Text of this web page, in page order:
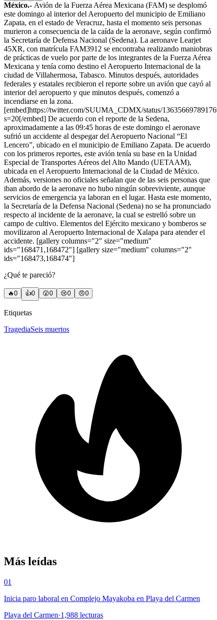
México.- Avión de la Fuerza Aérea Mexicana (FAM) se desplomó
este domingo al interior del Aeropuerto del municipio de Emiliano
Zapata, en el estado de Veracruz, hasta el momento seis personas
murieron a consecuencia de la caída de la aeronave, según confirmó
la Secretaría de Defensa Nacional (Sedena). La aeronave Learjet
45XR, con matrícula FAM3912 se encontraba realizando maniobras
de prácticas de vuelo por parte de los integrantes de la Fuerza Aérea
Mexicana y tenía como destino el Aeropuerto Internacional de la
ciudad de Villahermosa, Tabasco. Minutos después, autoridades
federales y estatales recibieron el reporte sobre un avión que cayó al
interior del aeropuerto y que minutos después, comenzó a
incendiarse en la zona.
[embed]https://twitter.com/SUUMA_CDMX/status/
s=20[/embed] De acuerdo con el reporte de la Sedena,
aproximadamente a las 09:45 horas de este domingo el aeronave
sufrió un accidente al despegar del Aeropuerto Nacional “El
Lencero”, ubicado en el municipio de Emiliano Zapata. De acuerdo
con los primeros reportes, este avión tenía su base en la Unidad
Especial de Transportes Aéreos del Alto Mando (UETAAM),
ubicada en el Aeropuerto Internacional de la Ciudad de México.
Además, versiones no oficiales señalan que de las seis personas que
iban abordo de la aeronave no hubo ningún sobreviviente, aunque
servicios de emergencia ya laboran en el lugar. Hasta este momento,
la Secretaría de la Defensa Nacional (Sedena) no se ha pronunciado
respecto al incidente de la aeronave, la cual se estrelló sobre un
campo de cultivo. Elementos del Ejército mexicano y bomberos se
movilizaron al Aeropuerto Internacional de Xalapa para atender el
accidente. [gallery columns="2" size="medium"
ids="168471,168472"] [gallery size="medium" columns="2"
ids="168473,168474"]
¿Qué te pareció?
🔥0 👍0 😲0 😢0 😠0
Etiquetas
TragediaSeis muertos
Más leídas
01
Inicia paro laboral en Complejo Mayakoba en Playa del Carmen
Playa del Carmen·1,988 lecturas